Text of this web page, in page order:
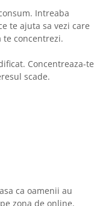
Intreaba
te ajuta sa vezi care
concentrezi.
Concentreaza-te
scade.
ca oamenii au
zona de online.